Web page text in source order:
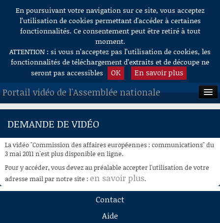
Aller au contenu
En poursuivant votre navigation sur ce site, vous acceptez
l’utilisation de cookies permettant d'accéder à certaines
fonctionnalités. Ce consentement peut être retiré à tout
moment.
ATTENTION : si vous n’acceptez pas l’utilisation de cookies, les
fonctionnalités de téléchargement d’extraits et de découpe ne
seront pas accessibles
OK En savoir plus
Portail vidéo de l'Assemblée nationale
ACCUEIL
À LA DEMANDE
RECHERCHE
AIDE À LA DÉCOUPE
DEMANDE DE VIDÉO
La vidéo "Commission des affaires européennes : communications" du
3 mai 2011 n'est plus disponible en ligne.
Pour y accéder, vous devez au préalable accepter l'utilisation de votre
adresse mail par notre site : en savoir plus.
Contact
Aide